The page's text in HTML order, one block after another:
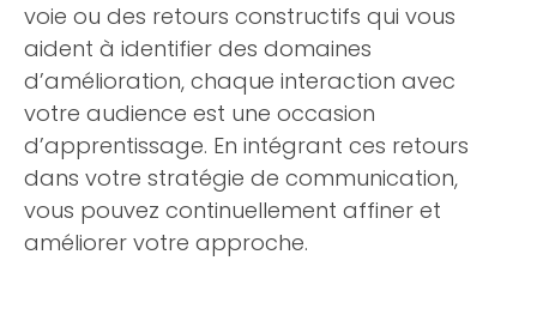
voie ou des retours constructifs qui vous
aident à identifier des domaines
d’amélioration, chaque interaction avec
votre audience est une occasion
d’apprentissage. En intégrant ces retours
dans votre stratégie de communication,
vous pouvez continuellement affiner et
améliorer votre approche.